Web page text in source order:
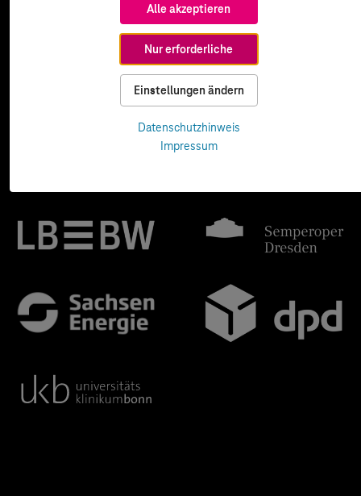
Alle akzeptieren
Nur erforderliche
Einstellungen ändern
Datenschutzhinweis
Impressum